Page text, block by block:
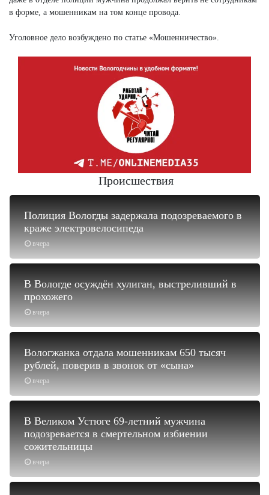
в форме, а мошенникам на том конце провода.
Уголовное дело возбуждено по статье «Мошенничество».
Происшествия
вчера
Полиция Вологды задержала подозреваемого в
краже электровелосипеда
вчера
В Вологде осуждён хулиган, выстреливший в
прохожего
вчера
Вологжанка отдала мошенникам 650 тысяч
рублей, поверив в звонок от «сына»
вчера
В Великом Устюге 69-летний мужчина
подозревается в смертельном избиении
сожительницы